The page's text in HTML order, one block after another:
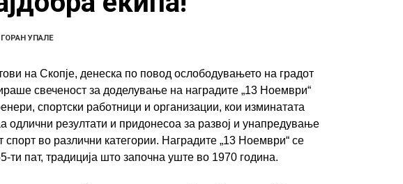
ГОРАН УПАЛЕ
на Скопје, денеска по повод ослободувањето на градот
свеченост за доделување на наградите „13 Ноември“
спортски работници и организации, кои изминатата
одлични резултати и придонесоа за развој и унапредување
спорт во различни категории. Наградите „13 Ноември“ се
ти пат, традиција што започна уште во 1970 година.